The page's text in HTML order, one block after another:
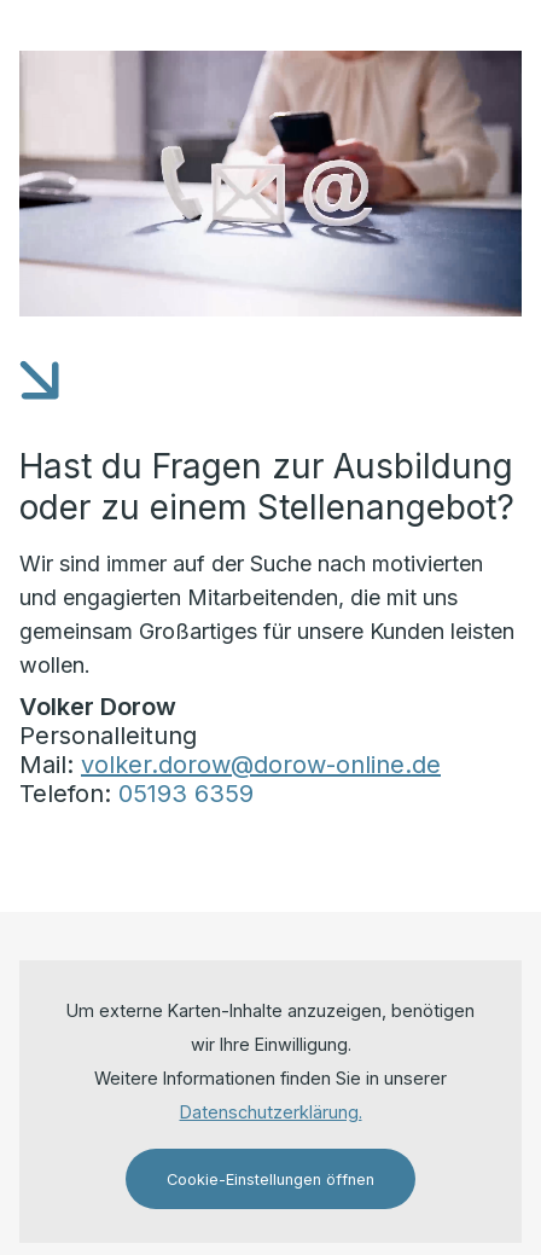
Hast du Fragen zur Ausbildung
oder zu einem Stellenangebot?
Wir sind immer auf der Suche nach motivierten
und engagierten Mitarbeitenden, die mit uns
gemeinsam Großartiges für unsere Kunden leisten
wollen.
Volker Dorow
Personalleitung
Mail: volker.dorow@dorow-online.de
Telefon: 05193 6359
Um externe Karten-Inhalte anzuzeigen, benötigen
wir Ihre Einwilligung.
Weitere Informationen finden Sie in unserer
Datenschutzerklärung.
Cookie-Einstellungen öffnen